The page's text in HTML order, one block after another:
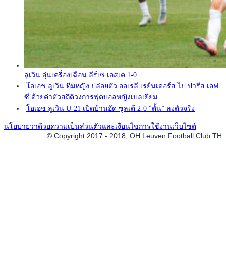
ลูเวิน อุ่นเครื่องเฉือน ลีร์เซ่ เอสเค 1-0
โอเอช ลูเวิน ทีมหญิง ปล่อยตัว ออเรลี เรย์นเดอร์ส ไป ปารีส เอฟ
ซี ด้วยค่าตัวสถิติวงการฟุตบอลหญิงเบลเยียม
โอเอช ลูเวิน U-21 เปิดบ้านอัด ซูลเต้ 2-0 “ตั้น” ลงตัวจริง
นโยบายว่าด้วยความเป็นส่วนตัวและเงื่อนไขการใช้งานเว็บไซต์
© Copyright 2017 - 2018, OH Leuven Football Club TH